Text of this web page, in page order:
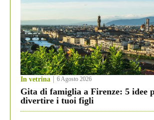
In vetrina 6 Agosto 2026
Gita di famiglia a Firenze: 5 idee
divertire i tuoi figli